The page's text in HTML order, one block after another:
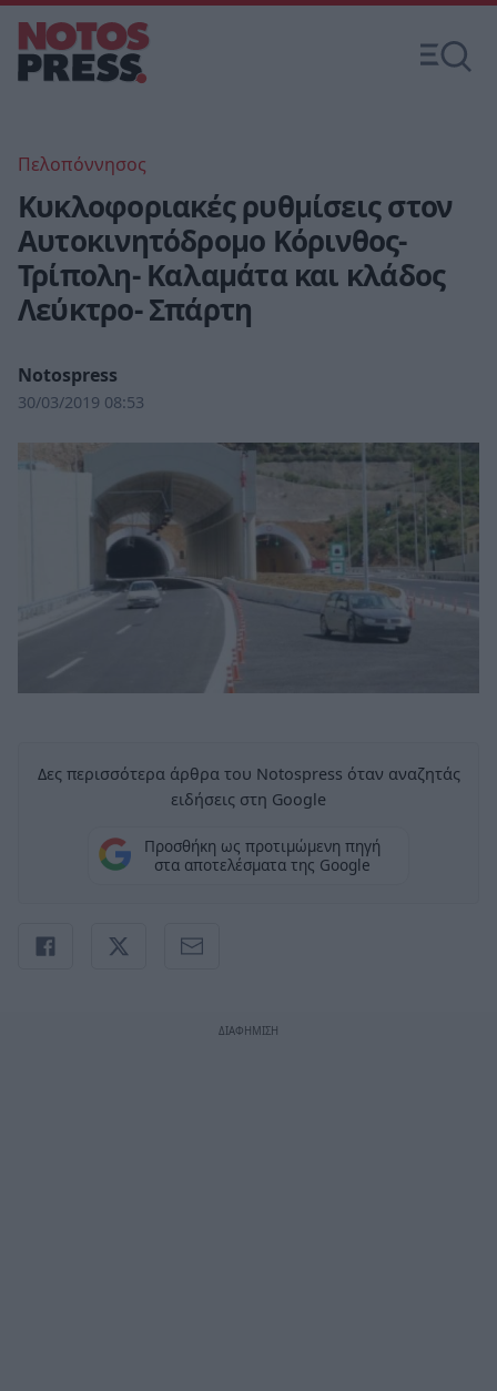
Πελοπόννησος
Κυκλοφοριακές ρυθμίσεις στον
Αυτοκινητόδρομο Κόρινθος-
Τρίπολη- Καλαμάτα και κλάδος
Λεύκτρο- Σπάρτη
Notospress
30/03/2019 08:53
Δες περισσότερα άρθρα του Notospress όταν αναζητάς
ειδήσεις στη Google
Προσθήκη ως προτιμώμενη πηγή
στα αποτελέσματα της Google